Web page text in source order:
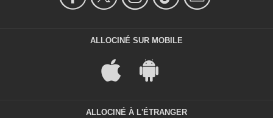
ALLOCINÉ SUR MOBILE
ALLOCINÉ À L'ÉTRANGER